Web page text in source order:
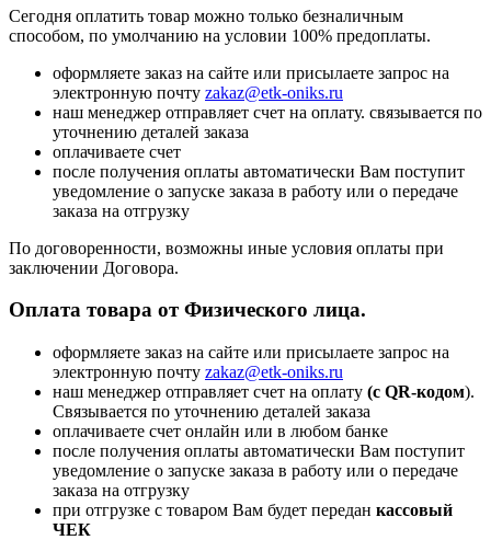
Сегодня оплатить товар можно только безналичным
способом, по умолчанию на условии 100% предоплаты.
оформляете заказ на сайте или присылаете запрос на
электронную почту zakaz@etk-oniks.ru
наш менеджер отправляет счет на оплату. связывается по
уточнению деталей заказа
оплачиваете счет
после получения оплаты автоматически Вам поступит
уведомление о запуске заказа в работу или о передаче
заказа на отгрузку
По договоренности, возможны иные условия оплаты при
заключении Договора.
Оплата товара от Физического лица.
оформляете заказ на сайте или присылаете запрос на
электронную почту zakaz@etk-oniks.ru
наш менеджер отправляет счет на оплату (с QR-кодом).
Связывается по уточнению деталей заказа
оплачиваете счет онлайн или в любом банке
после получения оплаты автоматически Вам поступит
уведомление о запуске заказа в работу или о передаче
заказа на отгрузку
при отгрузке с товаром Вам будет передан кассовый
ЧЕК